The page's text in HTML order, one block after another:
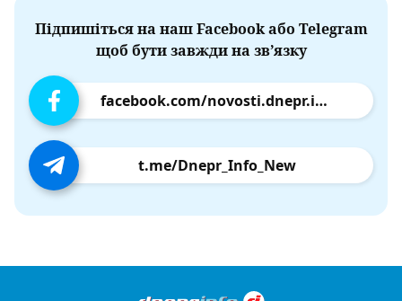
Підпишіться на наш Facebook або Telegram
щоб бути завжди на зв’язку
facebook.com/novosti.dnepr.info
t.me/Dnepr_Info_New